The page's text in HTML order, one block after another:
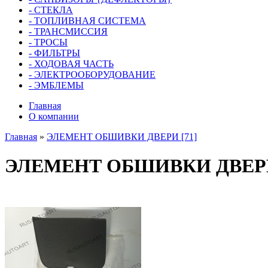
- СТЕКЛА
- ТОПЛИВНАЯ СИСТЕМА
- ТРАНСМИССИЯ
- ТРОСЫ
- ФИЛЬТРЫ
- ХОДОВАЯ ЧАСТЬ
- ЭЛЕКТРООБОРУДОВАНИЕ
- ЭМБЛЕМЫ
Главная
О компании
Главная » ЭЛЕМЕНТ ОБШИВКИ ДВЕРИ [71]
ЭЛЕМЕНТ ОБШИВКИ